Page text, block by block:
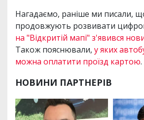
Нагадаємо, раніше ми писали,
продовжують розвивати
на "Відкритій мапі" з'явився
Також пояснювали, у яких
можна оплатити проїзд картою.